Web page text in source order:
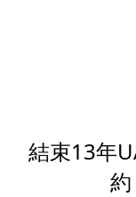
結束13年